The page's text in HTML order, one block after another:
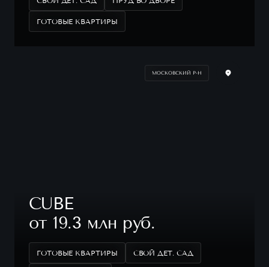
ГОТОВЫЕ КВАРТИРЫ
МОСКОВСКИЙ Р-Н
CUBE
от 19.3 млн руб.
ГОТОВЫЕ КВАРТИРЫ СВОЙ ДЕТ. САД